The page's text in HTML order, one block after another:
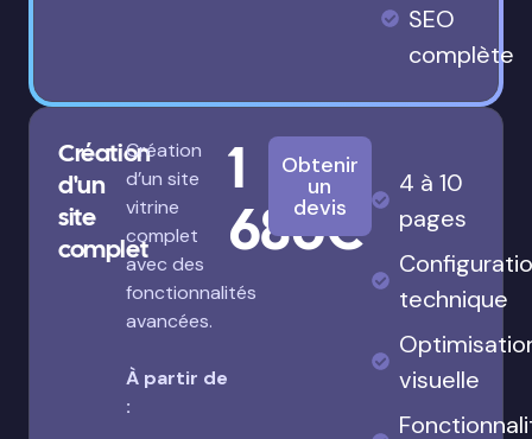
SEO
complète
Création
d'un
site
complet
Création
d’un site
vitrine
complet
avec des
fonctionnalités
avancées.
À partir de
:
1
680€
Obtenir
un
devis
4 à 10
pages
technique
visuelle